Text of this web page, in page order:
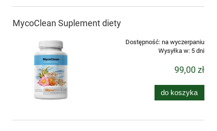
MycoClean Suplement diety
Dostępność: na wyczerpaniu
Wysyłka w: 5 dni
99,00 zł
do koszyka